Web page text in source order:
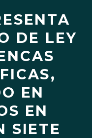
DE LEY
EN
EN
SIETE